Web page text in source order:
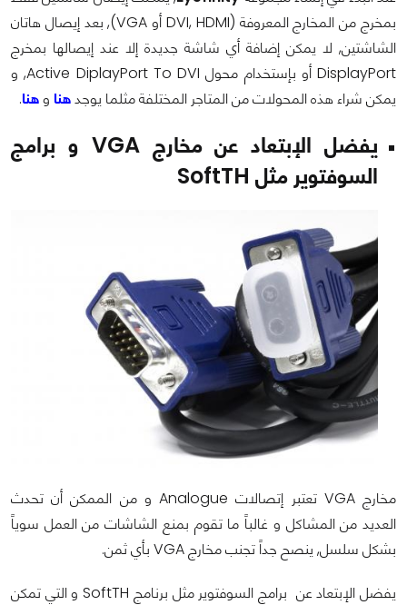
بمخرج من المخارج المعروفة (DVI, HDMIأو VGA), بعد إيصال هاتان
الشاشتين, لا يمكن إضافة أي شاشة جديدة إلا عند إيصالها بمخرج
DisplayPort أو بإستخدام محول Active DiplayPort To DVI, و
يمكن شراء هذه المحولات من المتاجر المختلفة مثلما يوجدهنا وهنا.
يفضل الإبتعاد عن مخارجVGA و برامج
السوفتوير مثل SoftTH
مخارجVGA تعتبر إتصالات Analogueو من الممكن أن تحدث
العديد من المشاكل و غالباً ما تقوم بمنع الشاشات من العمل سوياً
بشكل سلسل, ينصح جداً تجنب مخارجVGA بأي ثمن.
يفضل الإبتعاد عن برامج السوفتوير مثل برنامج SoftTHو التي تمكن